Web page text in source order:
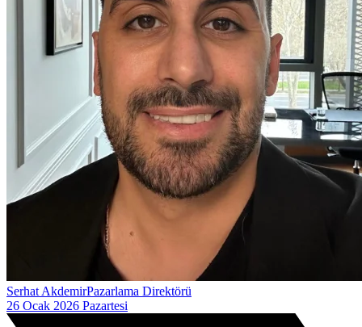
Serhat AkdemirPazarlama Direktörü
26 Ocak 2026 Pazartesi